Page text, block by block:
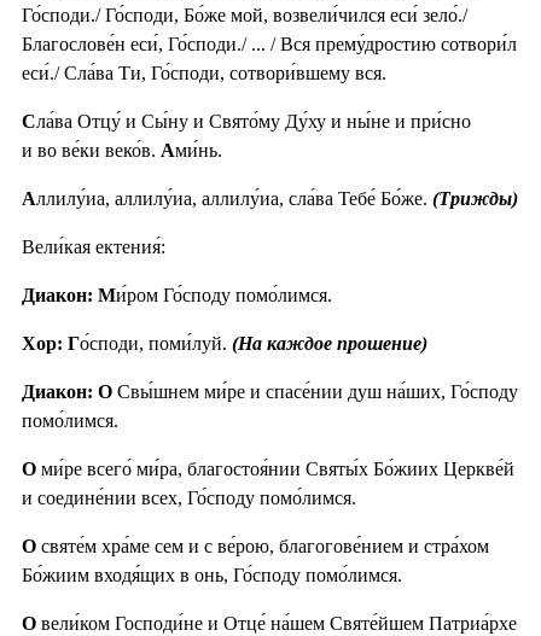
Го́споди./ Го́споди, Бо́же мой, возвели́чился еси́ зело́./
Благослове́н еси́, Го́споди./ ... / Вся прему́дростию сотвори́л
еси́./ Сла́ва Ти, Го́споди, сотвори́вшему вся.
Сла́ва Отцу́ и Сы́ну и Свято́му Ду́ху и ны́не и при́сно
и во ве́ки веко́в. Ами́нь.
Аллилу́иа, аллилу́иа, аллилу́иа, сла́ва Тебе́ Бо́же. (Трижды)
Вели́кая ектения́:
Диакон: Ми́ром Го́споду помо́лимся.
Хор: Го́споди, поми́луй. (На каждое прошение)
Диакон: О Свы́шнем ми́ре и спасе́нии душ на́ших, Го́споду
помо́лимся.
О ми́ре всего́ ми́ра, благостоя́нии Святы́х Бо́жиих Церкве́й
и соедине́нии всех, Го́споду помо́лимся.
О святе́м хра́ме сем и с ве́рою, благогове́нием и стра́хом
Бо́жиим входя́щих в онь, Го́споду помо́лимся.
О вели́ком Господи́не и Отце́ на́шем Святе́йшем Патриа́рхе